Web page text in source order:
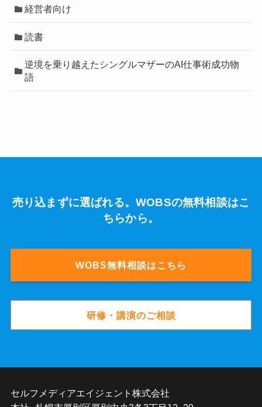
経営者向け
読書
逆境を乗り越えたシングルマザーのAI仕事術成功物
語
売り込まずに選ばれる。WOBSの無料相談はこ
ちらから。
WOBS無料相談はこちら
研修・講演のご相談
セルフメディアエイジェント株式会社